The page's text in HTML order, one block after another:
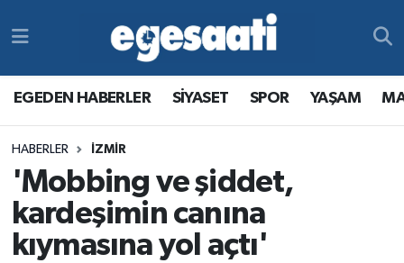
EGEDEN HABERLER SİYASET SPOR YAŞAM
HABERLER İZMİR
'Mobbing ve şiddet,
kardeşimin canına
kıymasına yol açtı'
MAGAZİN
RESMİ REKLAMLAR
YAŞAM
MAGAZİN
Tüm Manşetler
Son Dakika Haberleri